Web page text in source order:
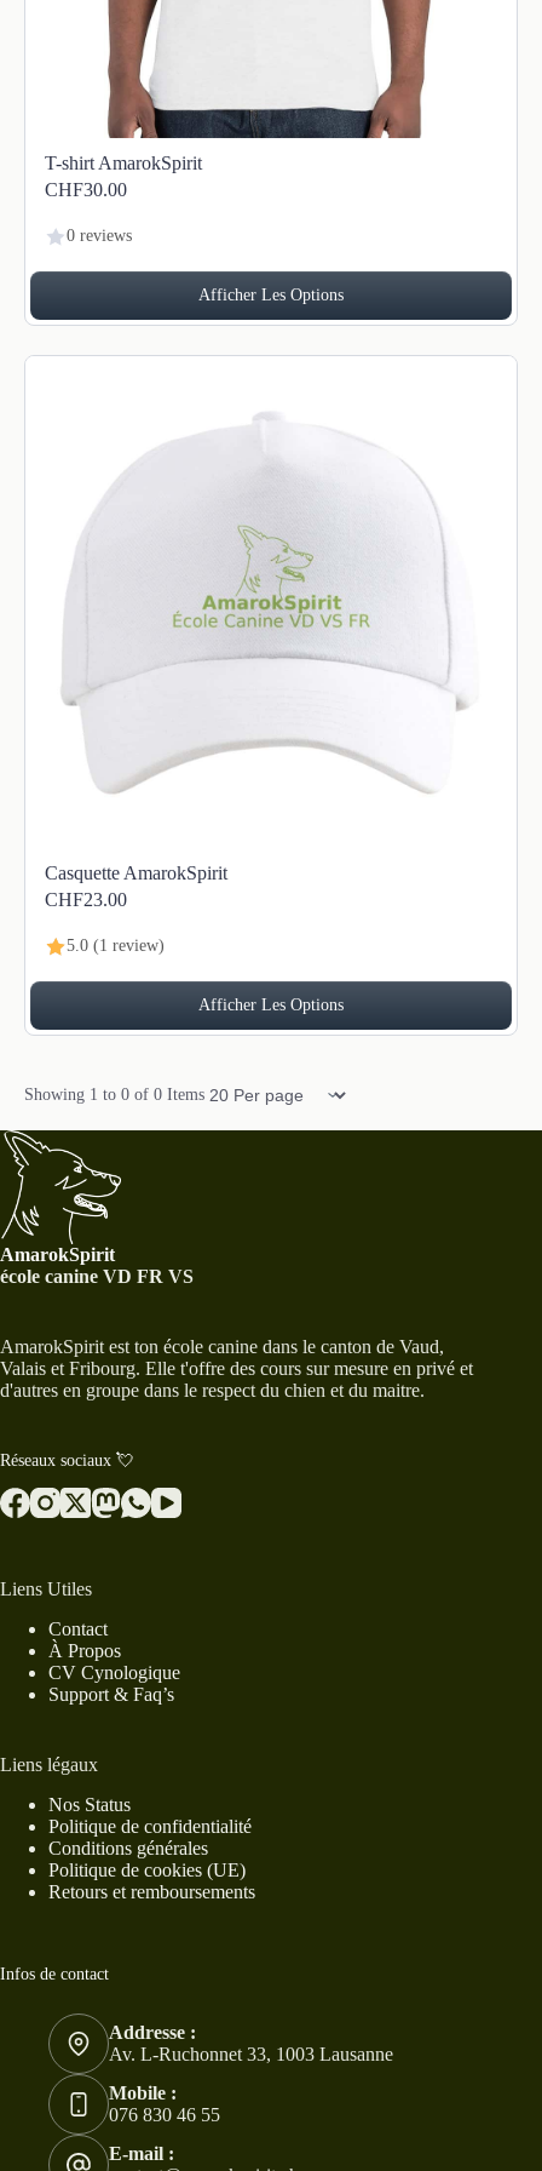
T-shirt AmarokSpirit
CHF30.00
0 reviews
Afficher Les Options
Casquette AmarokSpirit
CHF23.00
5.0 (1 review)
Afficher Les Options
Showing 1 to 0 of 0 ItemsItems per page
AmarokSpirit
école canine VD FR VS
AmarokSpirit est ton école canine dans le canton de Vaud,
Valais et Fribourg. Elle t'offre des cours sur mesure en privé et
d'autres en groupe dans le respect du chien et du maitre.
Réseaux sociaux 💘
Liens Utiles
Contact
À Propos
CV Cynologique
Support & Faq’s
Liens légaux
Nos Status
Politique de confidentialité
Conditions générales
Politique de cookies (UE)
Retours et remboursements
Infos de contact
Addresse :
Av. L-Ruchonnet 33, 1003 Lausanne
Mobile :
076 830 46 55
E-mail :